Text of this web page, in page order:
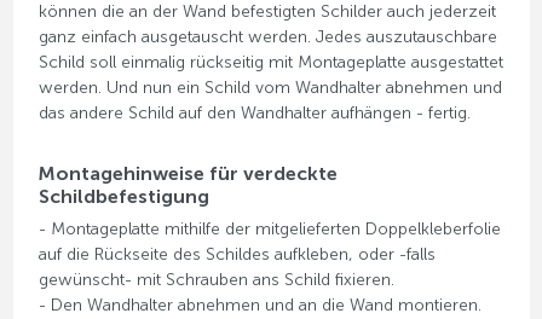
können die an der Wand befestigten Schilder auch jederzeit
ganz einfach ausgetauscht werden. Jedes auszutauschbare
Schild soll einmalig rückseitig mit Montageplatte ausgestattet
werden. Und nun ein Schild vom Wandhalter abnehmen und
das andere Schild auf den Wandhalter aufhängen - fertig.
Montagehinweise für verdeckte
Schildbefestigung
- Montageplatte mithilfe der mitgelieferten Doppelkleberfolie
auf die Rückseite des Schildes aufkleben, oder -falls
gewünscht- mit Schrauben ans Schild fixieren.
- Den Wandhalter abnehmen und an die Wand montieren.